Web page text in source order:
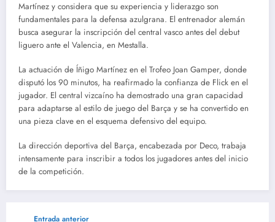
Martínez y considera que su experiencia y liderazgo son
fundamentales para la defensa azulgrana. El entrenador alemán
busca asegurar la inscripción del central vasco antes del debut
liguero ante el Valencia, en Mestalla.
La actuación de Íñigo Martínez en el Trofeo Joan Gamper, donde
disputó los 90 minutos, ha reafirmado la confianza de Flick en el
jugador. El central vizcaíno ha demostrado una gran capacidad
para adaptarse al estilo de juego del Barça y se ha convertido en
una pieza clave en el esquema defensivo del equipo.
La dirección deportiva del Barça, encabezada por Deco, trabaja
intensamente para inscribir a todos los jugadores antes del inicio
de la competición.
Entrada anterior